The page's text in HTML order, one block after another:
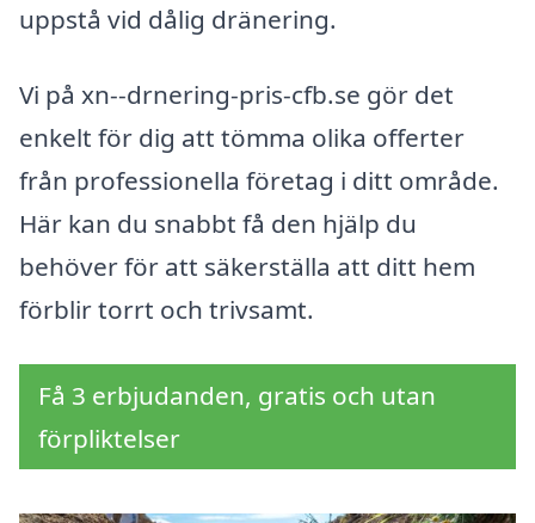
uppstå vid dålig dränering.
Vi på xn--drnering-pris-cfb.se gör det
enkelt för dig att tömma olika offerter
från professionella företag i ditt område.
Här kan du snabbt få den hjälp du
behöver för att säkerställa att ditt hem
förblir torrt och trivsamt.
Få 3 erbjudanden, gratis och utan
förpliktelser